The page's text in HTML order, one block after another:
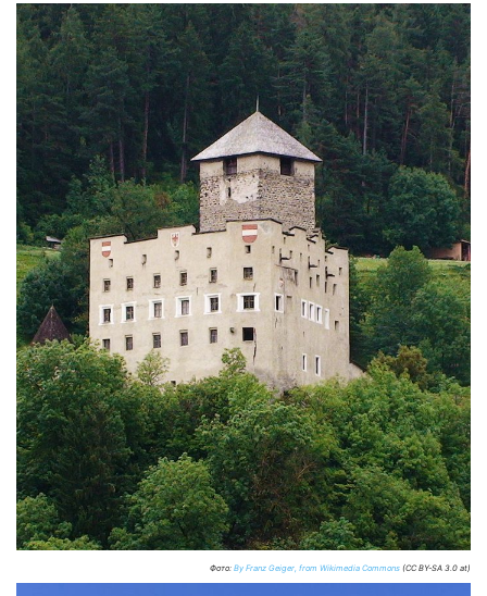
Фото: By Franz Geiger, from Wikimedia Commons (CC BY-SA 3.0 at)